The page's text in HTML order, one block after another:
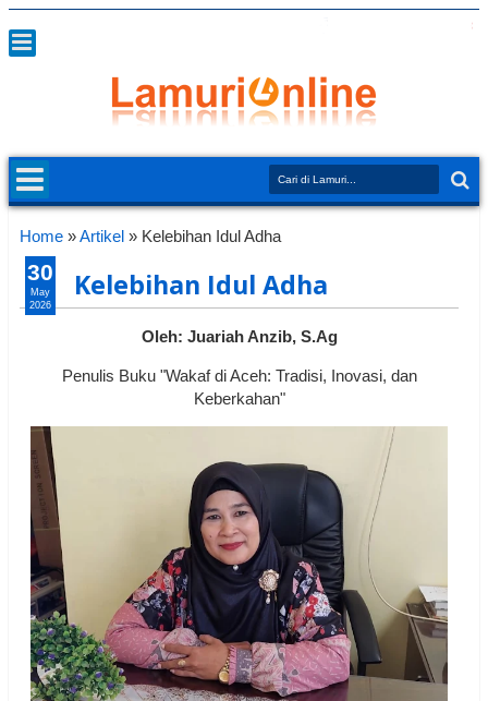
Home »Artikel » Kelebihan Idul Adha
Kelebihan Idul Adha
Oleh: Juariah Anzib, S.Ag
Penulis Buku "Wakaf di Aceh: Tradisi, Inovasi, dan
Keberkahan"
30
May
2026